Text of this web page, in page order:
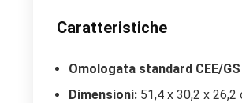
Caratteristiche
Omologata standard CEE/GS
Dimensioni: 51,4 x 30,2 x 26,2